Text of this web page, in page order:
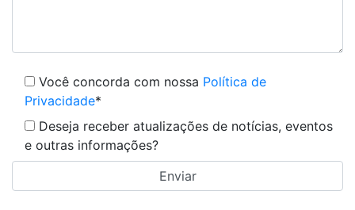
Você concorda com nossa Política de
Privacidade*
Deseja receber atualizações de notícias, eventos
e outras informações?